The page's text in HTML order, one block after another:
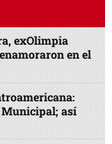
exOlimpia
en el
Municipal; así